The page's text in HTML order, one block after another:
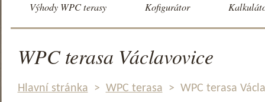
Výhody WPC terasy Kofigurátor
WPC terasa Václavovice
Hlavní stránka > WPC terasa > WPC terasa